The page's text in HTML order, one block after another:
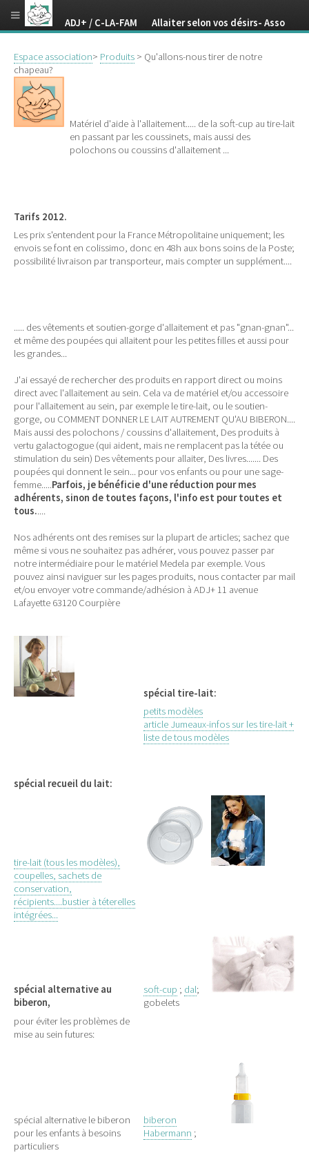
Espace association> Produits > Qu'allons-nous tirer de notre
chapeau?
Matériel d'aide à l'allaitement..... de la soft-cup au tire-lait
en passant par les coussinets, mais aussi des
polochons ou coussins d'allaitement ...
Tarifs 2012.
Les prix s'entendent pour la France Métropolitaine uniquement; les
envois se font en colissimo, donc en 48h aux bons soins de la Poste;
possibilité livraison par transporteur, mais compter un supplément....
..... des vêtements et soutien-gorge d'allaitement et pas "gnan-gnan"...
et même des poupées qui allaitent pour les petites filles et aussi pour
les grandes...
J'ai essayé de rechercher des produits en rapport direct ou moins
direct avec l'allaitement au sein. Cela va de matériel et/ou accessoire
pour l'allaitement au sein, par exemple le tire-lait, ou le soutien-
gorge, ou COMMENT DONNER LE LAIT AUTREMENT QU'AU BIBERON....
Mais aussi des polochons / coussins d'allaitement, Des produits à
vertu galactogogue (qui aident, mais ne remplacent pas la tétée ou
stimulation du sein) Des vêtements pour allaiter, Des livres....... Des
poupées qui donnent le sein... pour vos enfants ou pour une sage-
femme.....Parfois, je bénéficie d'une réduction pour mes
adhérents, sinon de toutes façons, l'info est pour toutes et
tous.....
Nos adhérents ont des remises sur la plupart de articles; sachez que
même si vous ne souhaitez pas adhérer, vous pouvez passer par
notre intermédiaire pour le matériel Medela par exemple. Vous
pouvez ainsi naviguer sur les pages produits, nous contacter par mail
et/ou envoyer votre commande/adhésion à ADJ+ 11 avenue
Lafayette 63120 Courpière
spécial tire-lait:
petits modèles
article Jumeaux-infos sur les tire-lait +
liste de tous modèles
spécial recueil du lait:
tire-lait (tous les modèles),
coupelles, sachets de
conservation,
récipients....bustier à téterelles
intégrées...
spécial alternative au
biberon,
pour éviter les problèmes de
mise au sein futures:
soft-cup ; dal;
gobelets
spécial alternative le biberon
pour les enfants à besoins
particuliers
biberon
Habermann ;
ADJ+ / C-LA-FAM Allaiter selon vos désirs- Asso